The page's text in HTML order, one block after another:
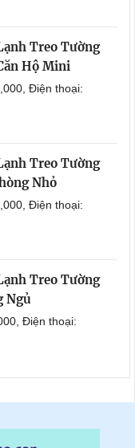
Treo Tường
Hộ Mini
Điện thoại:
Treo Tường
Nhỏ
Điện thoại:
Treo Tường
Ngủ
Điện thoại: